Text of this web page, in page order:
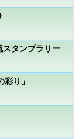
スタンプラリー
り」